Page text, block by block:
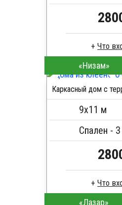
Что
Каркас -доска
Стропила, балки
Кровля
Сборка на
Металлические
ПОДРОБНЕЕ
«Низам»
Каркасный дом с
9х11 м
Спален - 3
Что
Каркас -доска
«Лазар»